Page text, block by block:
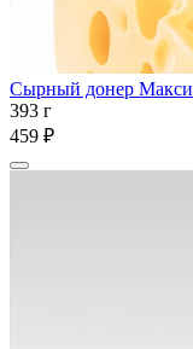
Сырный донер Макси
393 г
459 ₽